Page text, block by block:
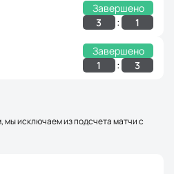
Завершено
3 : 1
Завершено
1 : 3
мы исключаем из подсчета матчи с